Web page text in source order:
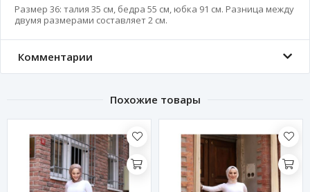
Размер 36: талия 35 см, бедра 55 см, юбка 91 см. Разница между
двумя размерами составляет 2 см.
Комментарии
Похожие товары